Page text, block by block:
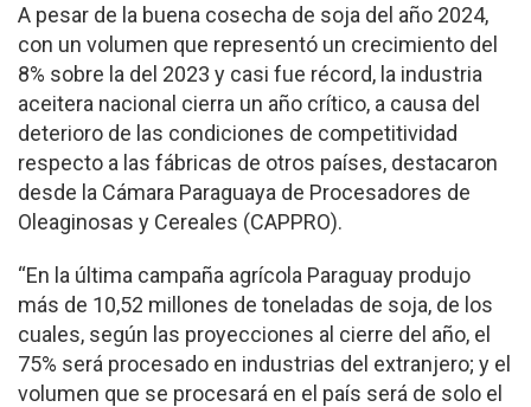
A pesar de la buena cosecha de soja del año 2024,
con un volumen que representó un crecimiento del
8% sobre la del 2023 y casi fue récord, la industria
aceitera nacional cierra un año crítico, a causa del
deterioro de las condiciones de competitividad
respecto a las fábricas de otros países, destacaron
desde la Cámara Paraguaya de Procesadores de
Oleaginosas y Cereales (CAPPRO).
“En la última campaña agrícola Paraguay produjo
más de 10,52 millones de toneladas de soja, de los
cuales, según las proyecciones al cierre del año, el
75% será procesado en industrias del extranjero; y el
volumen que se procesará en el país será de solo el